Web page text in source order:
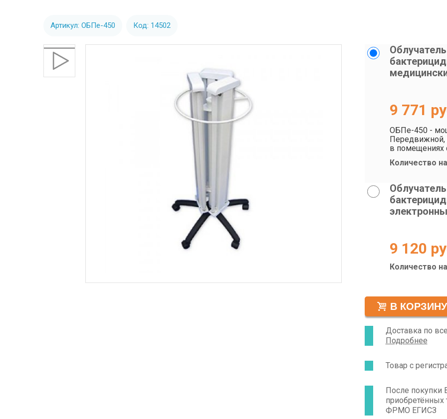
Артикул: ОБПе-450 Код: 14502
9 771
ОБПе-450 -
Передвижной,
в помещениях
установку 6
качественное
всех типов
операцией
облучателей
имеет
говорит об
присутствии
Количество
9 120
Количество
Доставка по
Подробнее
Товар с
После покупки
приобретённых
ФРМО ЕГИСЗ